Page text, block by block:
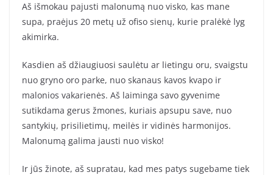
Aš išmokau pajusti malonumą nuo visko, kas mane
supa, praėjus 20 metų už ofiso sienų, kurie pralėkė lyg
akimirka.
Kasdien aš džiaugiuosi saulėtu ar lietingu oru, svaigstu
nuo gryno oro parke, nuo skanaus kavos kvapo ir
malonios vakarienės. Aš laiminga savo gyvenime
sutikdama gerus žmones, kuriais apsupu save, nuo
santykių, prisilietimų, meilės ir vidinės harmonijos.
Malonumą galima jausti nuo visko!
Ir jūs žinote, aš supratau, kad mes patys sugebame tiek